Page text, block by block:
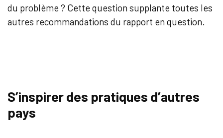
du problème ? Cette question supplante toutes les
autres recommandations du rapport en question.
S’inspirer des pratiques d’autres
pays